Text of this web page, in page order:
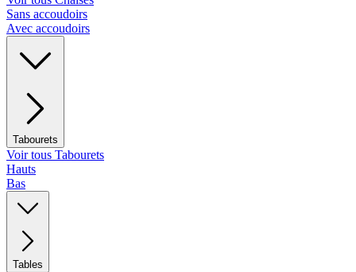
Sans accoudoirs
Avec accoudoirs
Tabourets
Voir tous Tabourets
Hauts
Bas
Tables